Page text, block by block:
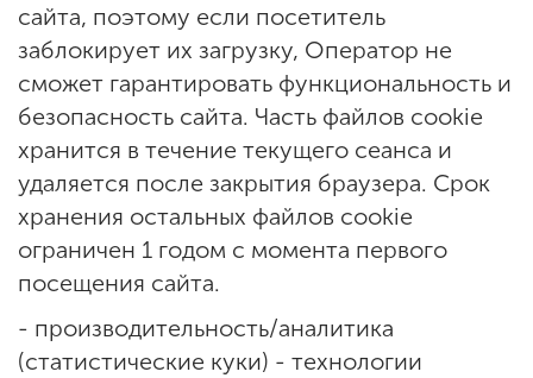
сайта, поэтому если посетитель
заблокирует их загрузку, Оператор не
сможет гарантировать функциональность и
безопасность сайта. Часть файлов cookie
хранится в течение текущего сеанса и
удаляется после закрытия браузера. Срок
хранения остальных файлов cookie
ограничен 1 годом с момента первого
посещения сайта.
- производительность/аналитика
(статистические куки) - технологии